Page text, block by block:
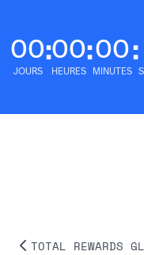
00
JOURS
:00
HEURES
:00
MINUTES
:
TOTAL REWARDS